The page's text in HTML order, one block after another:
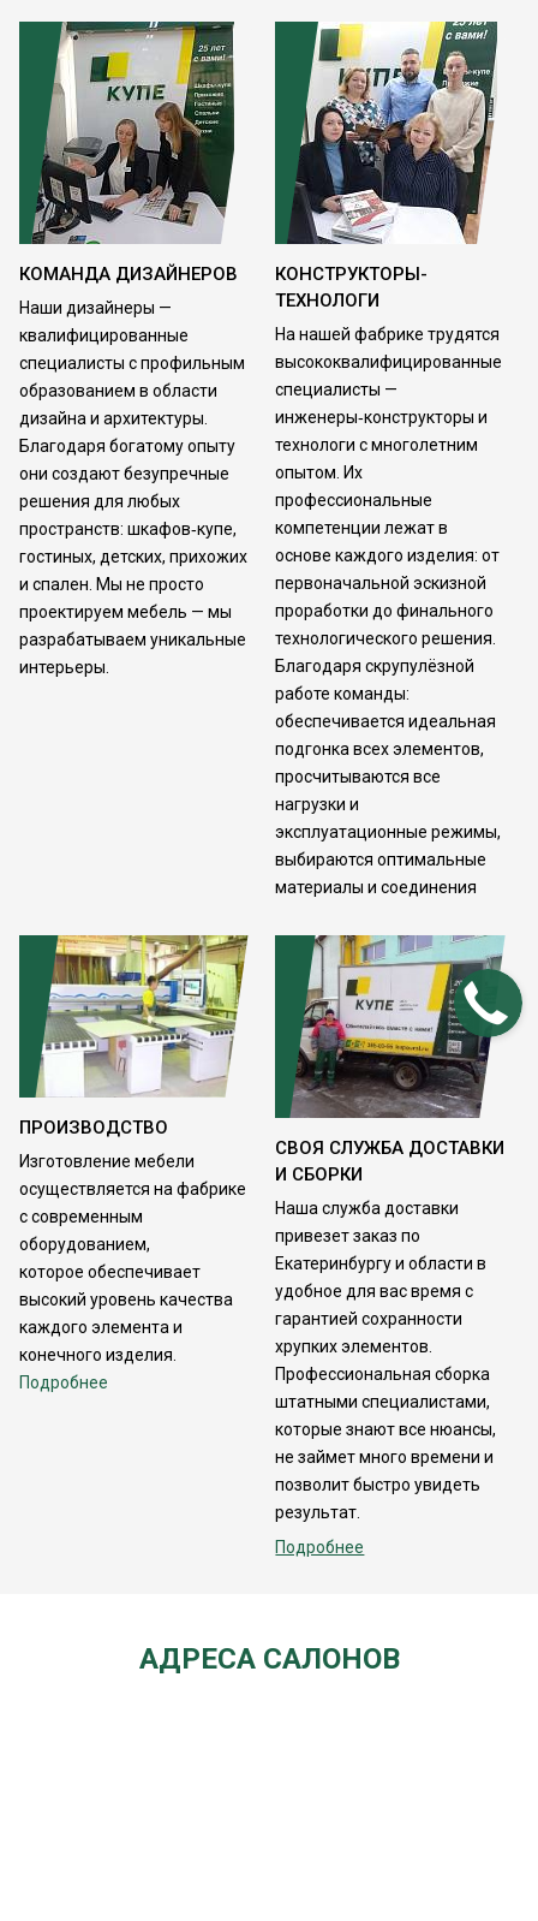
КОМАНДА ДИЗАЙНЕРОВ
Наши дизайнеры —
квалифицированные
специалисты с профильным
образованием в области
дизайна и архитектуры.
Благодаря богатому опыту
они создают безупречные
решения для любых
пространств: шкафов‑купе,
гостиных, детских, прихожих
и спален. Мы не просто
проектируем мебель — мы
разрабатываем уникальные
интерьеры.
КОНСТРУКТОРЫ-
ТЕХНОЛОГИ
На нашей фабрике трудятся
высококвалифицированные
специалисты —
инженеры‑конструкторы и
технологи с многолетним
опытом. Их
профессиональные
компетенции лежат в
основе каждого изделия: от
первоначальной эскизной
проработки до финального
технологического решения.
Благодаря скрупулёзной
работе команды:
обеспечивается идеальная
подгонка всех элементов,
просчитываются все
нагрузки и
эксплуатационные режимы,
выбираются оптимальные
материалы и соединения
ПРОИЗВОДСТВО
Изготовление мебели
осуществляется на фабрике
с современным
оборудованием,
которое обеспечивает
высокий уровень качества
каждого элемента и
конечного изделия.
Подробнее
СВОЯ СЛУЖБА ДОСТАВКИ
И СБОРКИ
Наша служба доставки
привезет заказ по
Екатеринбургу и области в
удобное для вас время с
гарантией сохранности
хрупких элементов.
Профессиональная сборка
штатными специалистами,
которые знают все нюансы,
не займет много времени и
позволит быстро увидеть
результат.
Подробнее
АДРЕСА САЛОНОВ